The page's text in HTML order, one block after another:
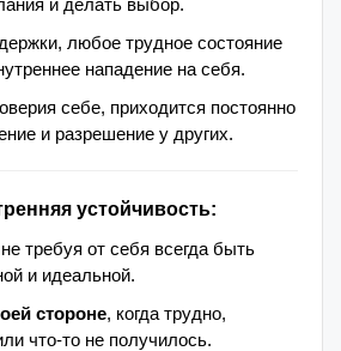
и делать выбор.
любое трудное состояние
нападение на себя.
себе, приходится постоянно
и разрешение у других.
устойчивость:
требуя от себя всегда быть
и идеальной.
стороне, когда трудно,
что-то не получилось.